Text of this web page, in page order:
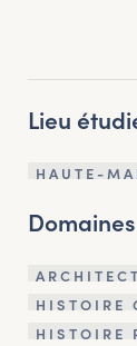
Lieu
HAUTE-
HISTOIRE
HISTOIRE